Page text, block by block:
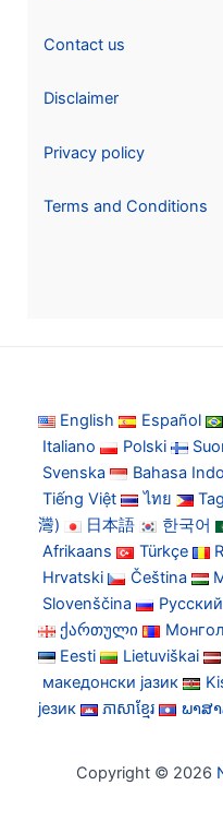
Contact us
Disclaimer
Privacy policy
Terms and Conditions
English Español
Italiano
Polski
Svenska
Bahasa
Tiếng Việt
ไทย
灣)
日本語 한국어
Afrikaans
Türkçe
Hrvatski
Čeština
Slovenščina
Русский
ქართული
Eesti
Lietuviškai
македонски јазик
језик
ភាសាខ្មែរ ພາສ
Copyright © 2026